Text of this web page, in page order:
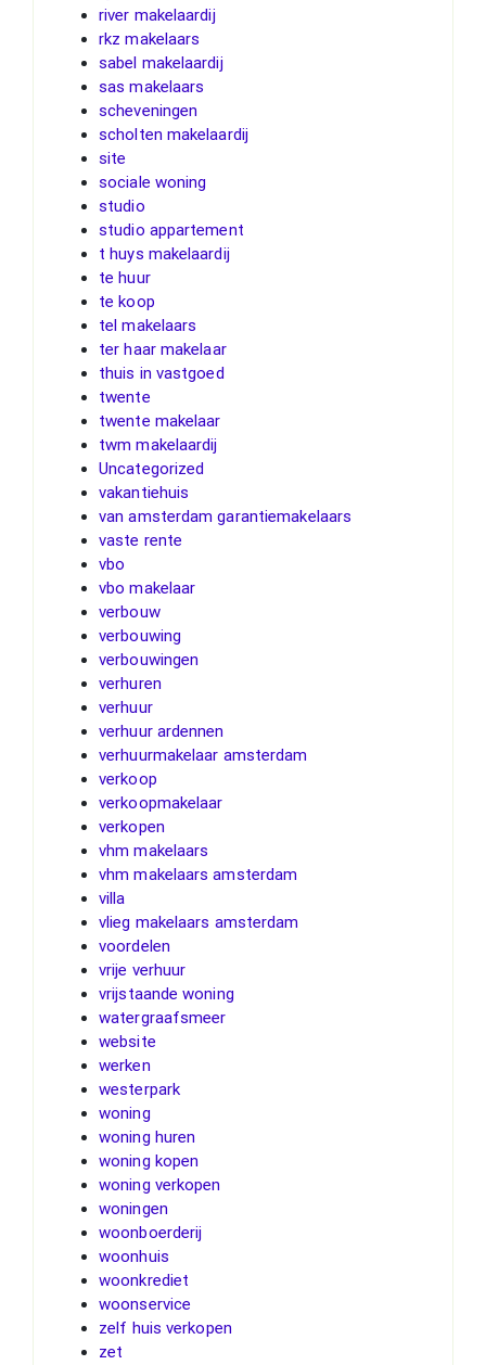
river makelaardij
rkz makelaars
sabel makelaardij
sas makelaars
scheveningen
scholten makelaardij
site
sociale woning
studio
studio appartement
t huys makelaardij
te huur
te koop
tel makelaars
ter haar makelaar
thuis in vastgoed
twente
twente makelaar
twm makelaardij
Uncategorized
vakantiehuis
van amsterdam garantiemakelaars
vaste rente
vbo
vbo makelaar
verbouw
verbouwing
verbouwingen
verhuren
verhuur
verhuur ardennen
verhuurmakelaar amsterdam
verkoop
verkoopmakelaar
verkopen
vhm makelaars
vhm makelaars amsterdam
villa
vlieg makelaars amsterdam
voordelen
vrije verhuur
vrijstaande woning
watergraafsmeer
website
werken
westerpark
woning
woning huren
woning kopen
woning verkopen
woningen
woonboerderij
woonhuis
woonkrediet
woonservice
zelf huis verkopen
zet